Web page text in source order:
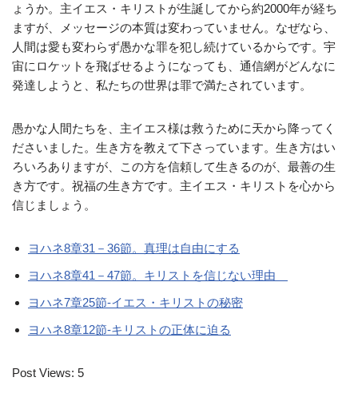
ょうか。主イエス・キリストが生誕してから約2000年が経ち
ますが、メッセージの本質は変わっていません。なぜなら、
人間は愛も変わらず愚かな罪を犯し続けているからです。宇
宙にロケットを飛ばせるようになっても、通信網がどんなに
発達しようと、私たちの世界は罪で満たされています。
愚かな人間たちを、主イエス様は救うために天から降ってく
ださいました。生き方を教えて下さっています。生き方はい
ろいろありますが、この方を信頼して生きるのが、最善の生
き方です。祝福の生き方です。主イエス・キリストを心から
信じましょう。
ヨハネ8章31－36節。真理は自由にする
ヨハネ8章41－47節。キリストを信じない理由
ヨハネ7章25節-イエス・キリストの秘密
ヨハネ8章12節-キリストの正体に迫る
Post Views: 5